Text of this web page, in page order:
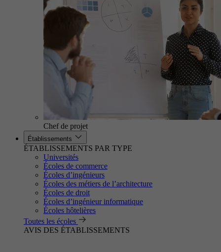
Chef de projet
Établissements
ÉTABLISSEMENTS PAR TYPE
Universités
Écoles de commerce
Écoles d’ingénieurs
Écoles des métiers de l’architecture
Écoles de droit
Écoles d’ingénieur informatique
Écoles hôtelières
Toutes les écoles
AVIS DES ÉTABLISSEMENTS